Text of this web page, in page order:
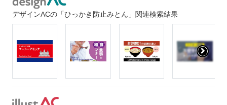
デザインACの「ひっかき防止みとん」関連検索結果